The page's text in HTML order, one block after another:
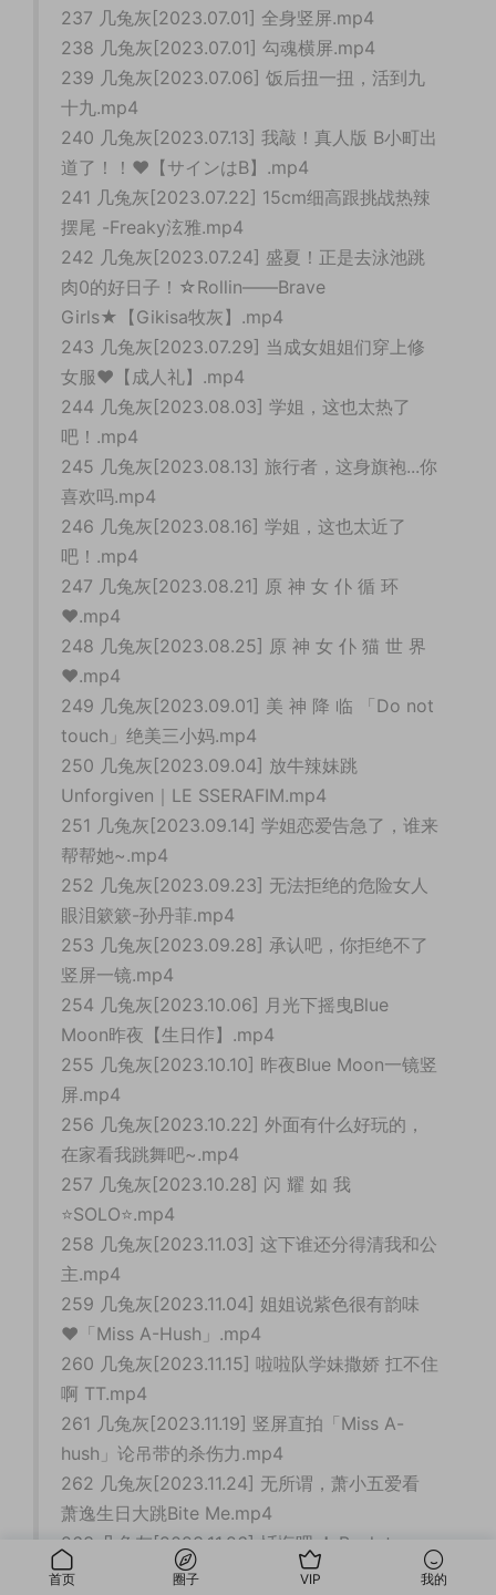
237 几兔灰[2023.07.01] 全身竖屏.mp4
238 几兔灰[2023.07.01] 勾魂横屏.mp4
239 几兔灰[2023.07.06] 饭后扭一扭，活到九
十九.mp4
240 几兔灰[2023.07.13] 我敲！真人版 B小町出
道了！！❤️【サインはB】.mp4
241 几兔灰[2023.07.22] 15cm细高跟挑战热辣
摆尾 -Freaky泫雅.mp4
242 几兔灰[2023.07.24] 盛夏！正是去泳池跳
肉0的好日子！☆Rollin——Brave
Girls★【Gikisa牧灰】.mp4
243 几兔灰[2023.07.29] 当成女姐姐们穿上修
女服❤【成人礼】.mp4
244 几兔灰[2023.08.03] 学姐，这也太热了
吧！.mp4
245 几兔灰[2023.08.13] 旅行者，这身旗袍...你
喜欢吗.mp4
246 几兔灰[2023.08.16] 学姐，这也太近了
吧！.mp4
247 几兔灰[2023.08.21] 原 神 女 仆 循 环
❤️.mp4
248 几兔灰[2023.08.25] 原 神 女 仆 猫 世 界
❤️.mp4
249 几兔灰[2023.09.01] 美 神 降 临 「Do not
touch」绝美三小妈.mp4
250 几兔灰[2023.09.04] 放牛辣妹跳
Unforgiven｜LE SSERAFIM.mp4
251 几兔灰[2023.09.14] 学姐恋爱告急了，谁来
帮帮她~.mp4
252 几兔灰[2023.09.23] 无法拒绝的危险女人
眼泪簌簌-孙丹菲.mp4
253 几兔灰[2023.09.28] 承认吧，你拒绝不了
竖屏一镜.mp4
254 几兔灰[2023.10.06] 月光下摇曳Blue
Moon昨夜【生日作】.mp4
255 几兔灰[2023.10.10] 昨夜Blue Moon一镜竖
屏.mp4
256 几兔灰[2023.10.22] 外面有什么好玩的，
在家看我跳舞吧~.mp4
257 几兔灰[2023.10.28] 闪 耀 如 我
⭐SOLO⭐.mp4
258 几兔灰[2023.11.03] 这下谁还分得清我和公
主.mp4
259 几兔灰[2023.11.04] 姐姐说紫色很有韵味
♥「Miss A-Hush」.mp4
260 几兔灰[2023.11.15] 啦啦队学妹撒娇 扛不住
啊 TT.mp4
261 几兔灰[2023.11.19] 竖屏直拍「Miss A-
hush」论吊带的杀伤力.mp4
262 几兔灰[2023.11.24] 无所谓，萧小五爱看
萧逸生日大跳Bite Me.mp4
263 几兔灰[2023.11.26] 忏悔吧 ✝ Back to me
✝ 笛子舞.mp4
首页 圈子 VIP 我的